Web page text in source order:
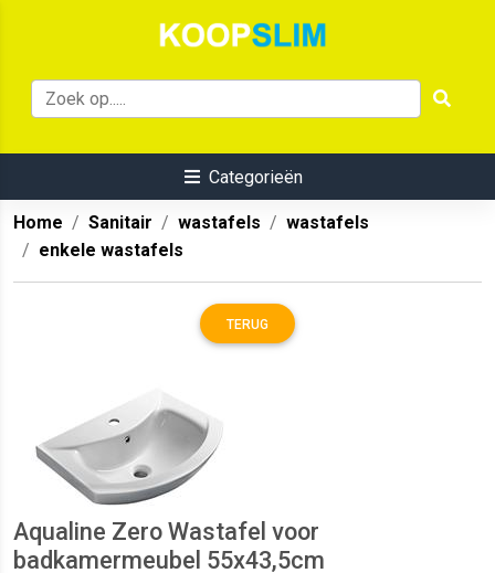
Categorieën
Home Sanitair wastafels
wastafels
enkele wastafels
TERUG
Aqualine Zero Wastafel voor
badkamermeubel 55x43,5cm